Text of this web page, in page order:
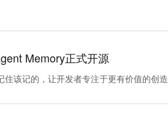
Memory正式开源
住该记的，让开发者专注于更有价值的创造